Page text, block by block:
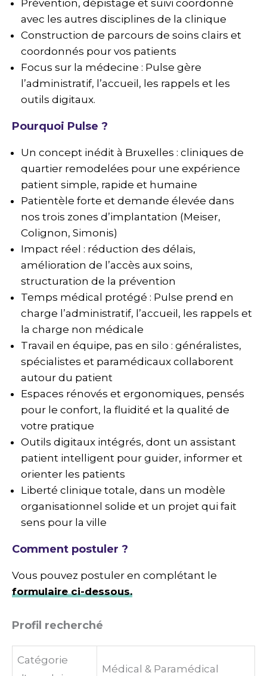
Prévention, dépistage et suivi coordonné
avec les autres disciplines de la clinique
Construction de parcours de soins clairs et
coordonnés pour vos patients
Focus sur la médecine : Pulse gère
l’administratif, l’accueil, les rappels et les
outils digitaux.​
Pourquoi Pulse ?
Un concept inédit à Bruxelles : cliniques de
quartier remodelées pour une expérience
patient simple, rapide et humaine
Patientèle forte et demande élevée dans
nos trois zones d’implantation (Meiser,
Colignon, Simonis)
Impact réel : réduction des délais,
amélioration de l’accès aux soins,
structuration de la prévention
Temps médical protégé : Pulse prend en
charge l’administratif, l’accueil, les rappels et
la charge non médicale
Travail en équipe, pas en silo : généralistes,
spécialistes et paramédicaux collaborent
autour du patient
Espaces rénovés et ergonomiques, pensés
pour le confort, la fluidité et la qualité de
votre pratique
Outils digitaux intégrés, dont un assistant
patient intelligent pour guider, informer et
orienter les patients
Liberté clinique totale, dans un modèle
organisationnel solide et un projet qui fait
sens pour la ville
Comment postuler ?
Vous pouvez postuler en complétant le
formulaire ci-dessous.
Profil recherché
Catégorie
Médical & Paramédical